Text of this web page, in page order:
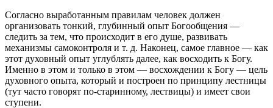
Согласно выработанным правилам человек должен
организовать тонкий, глубинный опыт Богообщения —
следить за тем, что происходит в его душе, развивать
механизмы самоконтроля и т. д. Наконец, самое главное — как
этот духовный опыт углублять далее, как восходить к Богу.
Именно в этом и только в этом — восхождении к Богу — цель
духовного опыта, который и построен по принципу лестницы
(тут часто говорят по-старинному, лествицы) и имеет свои
ступени.